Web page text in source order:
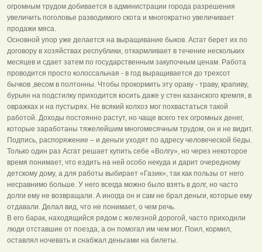
огромным трудом добивается в администрации города разрешения
увеличить поголовье разводимого скота и многократно увеличивает
продажи мяса.
Основной упор уже делается на выращивание быков. Асгат берет их по
договору в хозяйствах республики, откармливает в течение нескольких
месяцев и сдает затем по государственным закупочным ценам. Работа
проводится просто колоссальная - в год выращивается до трехсот
бычков ,весом в полтонны. Чтобы прокормить эту ораву - траву, крапиву,
бурьян на подстилку приходится косить даже у стен казанского кремля, в
овражках и на пустырях. Не всякий колхоз мог похвастаться такой
работой. Доходы постоянно растут, но чаще всего тех огромных денег,
которые заработаны тяжелейшим многомесячным трудом, он и не видит.
Подпись, распоряжение – и деньги уходят по адресу человеческой беды.
Только один раз Асгат решает купить себе «Волгу», но через некоторое
время понимает, что ездить на ней особо некуда и дарит очередному
детскому дому, а для работы выбирает «Газик», так как пользы от него
несравнимо больше. У него всегда можно было взять в долг, но часто
долги ему не возвращали. А иногда он и сам не брал деньги, которые ему
отдавали. Делал вид, что не понимает, о чем речь.
В его барак, находящийся рядом с железной дорогой, часто приходили
люди отставшие от поезда, а он помогал им чем мог. Поил, кормил,
оставлял ночевать и снабжал деньгами на билеты.